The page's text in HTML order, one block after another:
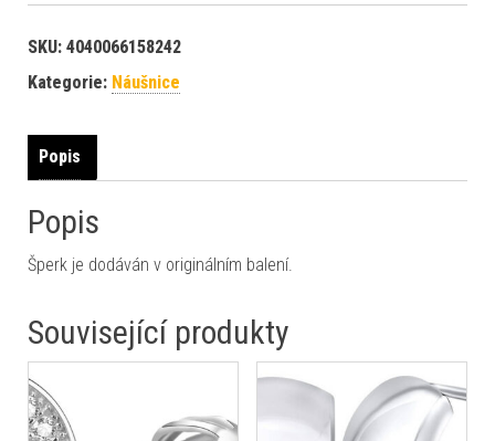
SKU: 4040066158242
Kategorie: Náušnice
Popis
Popis
Šperk je dodáván v originálním balení.
Související produkty